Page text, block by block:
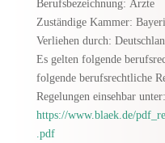
Berufsbezeichnung: Ärzte
Zuständige Kammer:
Verliehen durch:
Es gelten folgende
folgende berufsrechtliche
Regelungen einsehbar unter:
https://www.blaek.de/
.pdf